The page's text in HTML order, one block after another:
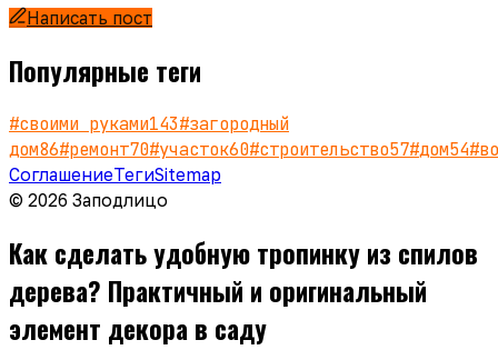
Написать пост
Популярные теги
#своими руками143#загородный
дом86#ремонт70#участок60#строительство57#дом54#
СоглашениеТегиSitemap
© 2026 Заподлицо
Как сделать удобную тропинку из спилов
дерева? Практичный и оригинальный
элемент декора в саду